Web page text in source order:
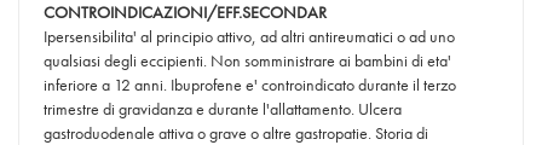
CONTROINDICAZIONI/EFF.SECONDAR
Ipersensibilita' al principio attivo, ad altri antireumatici o ad uno
qualsiasi degli eccipienti. Non somministrare ai bambini di eta'
inferiore a 12 anni. Ibuprofene e' controindicato durante il terzo
trimestre di gravidanza e durante l'allattamento. Ulcera
gastroduodenale attiva o grave o altre gastropatie. Storia di